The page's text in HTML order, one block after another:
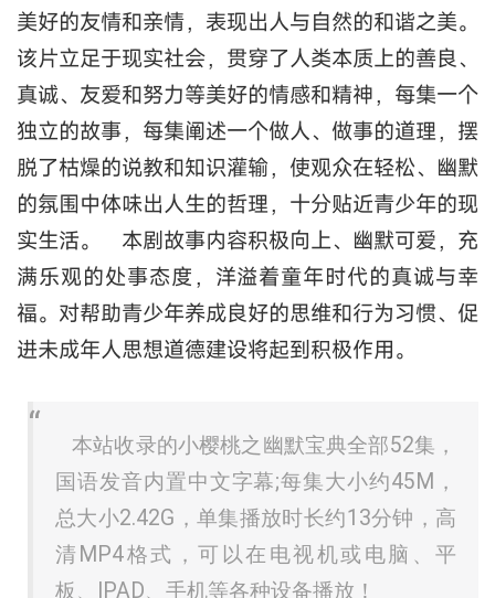
美好的友情和亲情，表现出人与自然的和谐之美。
该片立足于现实社会，贯穿了人类本质上的善良、
真诚、友爱和努力等美好的情感和精神，每集一个
独立的故事，每集阐述一个做人、做事的道理，摆
脱了枯燥的说教和知识灌输，使观众在轻松、幽默
的氛围中体味出人生的哲理，十分贴近青少年的现
实生活。 本剧故事内容积极向上、幽默可爱，充
满乐观的处事态度，洋溢着童年时代的真诚与幸
福。对帮助青少年养成良好的思维和行为习惯、促
进未成年人思想道德建设将起到积极作用。
本站收录的小樱桃之幽默宝典全部52集，
国语发音内置中文字幕;每集大小约45M，
总大小2.42G，单集播放时长约13分钟，高
清MP4格式，可以在电视机或电脑、平
板、IPAD、手机等各种设备播放！